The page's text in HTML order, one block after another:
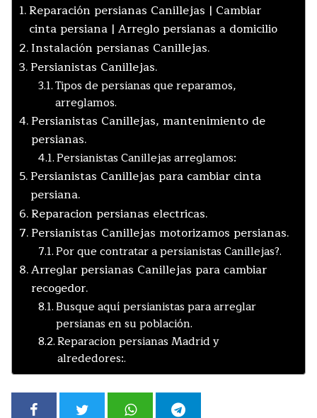
Reparación persianas Canillejas | Cambiar
cinta persiana | Arreglo persianas a domicilio
Instalación persianas Canillejas.
Persianistas Canillejas.
Tipos de persianas que reparamos,
arreglamos.
Persianistas Canillejas, mantenimiento de
persianas.
Persianistas Canillejas arreglamos:
Persianistas Canillejas para cambiar cinta
persiana.
Reparacion persianas electricas.
Persianistas Canillejas motorizamos persianas.
Por que contratar a persianistas Canillejas?.
Arreglar persianas Canillejas para cambiar
recogedor.
Busque aquí persianistas para arreglar
persianas en su población.
Reparacion persianas Madrid y
alrededores:.